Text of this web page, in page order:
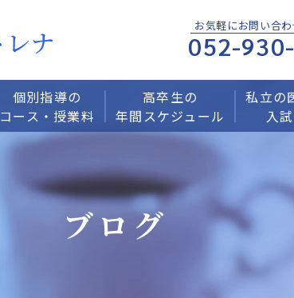
お気軽にお問い合
052-
個別指導の
コース・授業料
高卒生の
年間スケジュール
私立の
入
ブログ